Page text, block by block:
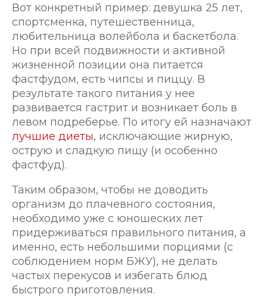
Вот конкретный пример: девушка 25 лет,
спортсменка, путешественница,
любительница волейбола и баскетбола.
Но при всей подвижности и активной
жизненной позиции она питается
фастфудом, есть чипсы и пиццу. В
результате такого питания у нее
развивается гастрит и возникает боль в
левом подреберье. По итогу ей назначают
лучшие диеты, исключающие жирную,
острую и сладкую пищу (и особенно
фастфуд).
Таким образом, чтобы не доводить
организм до плачевного состояния,
необходимо уже с юношеских лет
придерживаться правильного питания, а
именно, есть небольшими порциями (с
соблюдением норм БЖУ), не делать
частых перекусов и избегать блюд
быстрого приготовления.